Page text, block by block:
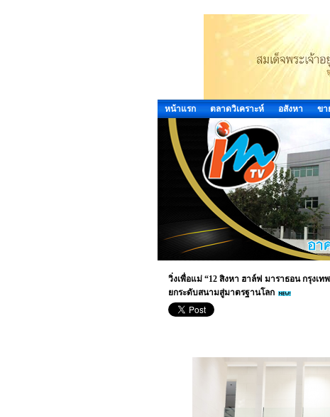
หน้าแรก ตลาดวิเคราะห์ อสังหา ขา
วิ่งเพื่อแม่ “12 สิงหา ฮาล์ฟ มาราธอน กรุงเ
ยกระดับสนามสู่มาตรฐานโลก